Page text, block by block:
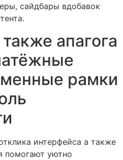
сайдбары вдобавок
апагога
рамки
интерфейса а также
помогают уютно